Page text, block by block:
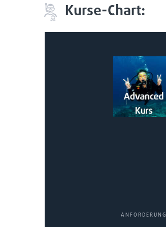
Kurse-Chart:
ANFORDERUNG